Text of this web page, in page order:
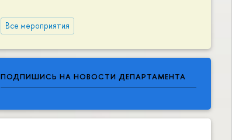
Все мероприятия
ПОДПИШИСЬ НА НОВОСТИ ДЕПАРТАМЕНТА